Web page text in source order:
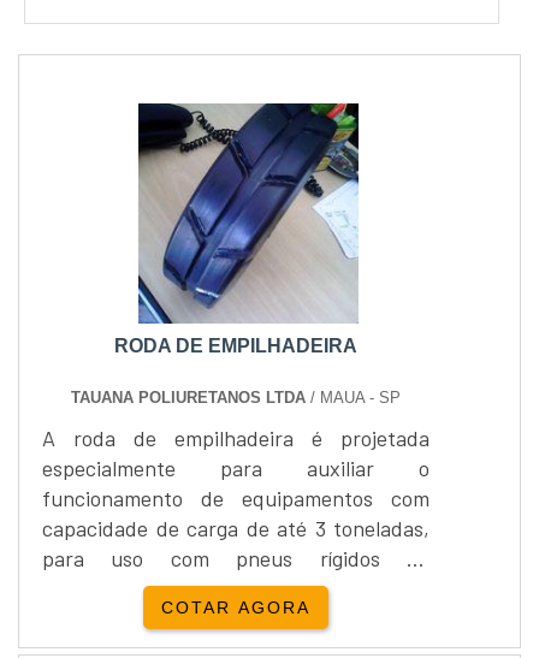
RODA DE EMPILHADEIRA
TAUANA POLIURETANOS LTDA / MAUA - SP
A roda de empilhadeira é projetada
especialmente para auxiliar o
funcionamento de equipamentos com
capacidade de carga de até 3 toneladas,
para uso com pneus rígidos ou
infláveis.Devido a sua versatilidade, a
roda de empilhadeira atende a uma
demanda emergente de itens do mercado
COTAR AGORA